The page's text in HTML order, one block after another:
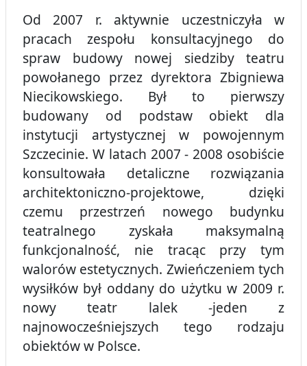
Od 2007 r. aktywnie uczestniczyła w
pracach zespołu konsultacyjnego do
spraw budowy nowej siedziby teatru
powołanego przez dyrektora Zbigniewa
Niecikowskiego. Był to pierwszy
budowany od podstaw obiekt dla
instytucji artystycznej w powojennym
Szczecinie. W latach 2007 - 2008 osobiście
konsultowała detaliczne rozwiązania
architektoniczno-projektowe, dzięki
czemu przestrzeń nowego budynku
teatralnego zyskała maksymalną
funkcjonalność, nie tracąc przy tym
walorów estetycznych. Zwieńczeniem tych
wysiłków był oddany do użytku w 2009 r.
nowy teatr lalek -jeden z
najnowocześniejszych tego rodzaju
obiektów w Polsce.